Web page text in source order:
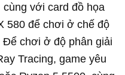
cùng với card đồ họa
580 để chơi ở chế độ
Để chơi ở độ phân giải
Tracing, game yêu